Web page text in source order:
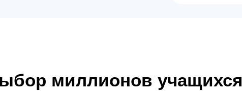
миллионов учащихся